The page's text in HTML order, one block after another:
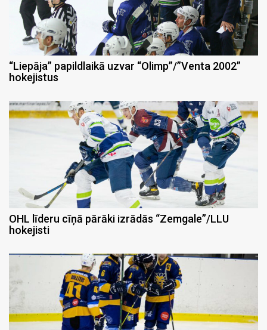
“Liepāja” papildlaikā uzvar “Olimp”/”Venta 2002”
hokejistus
OHL līderu cīņā pārāki izrādās “Zemgale”/LLU
hokejisti